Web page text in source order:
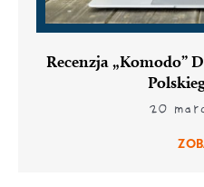
Recenzja „Komodo”
20